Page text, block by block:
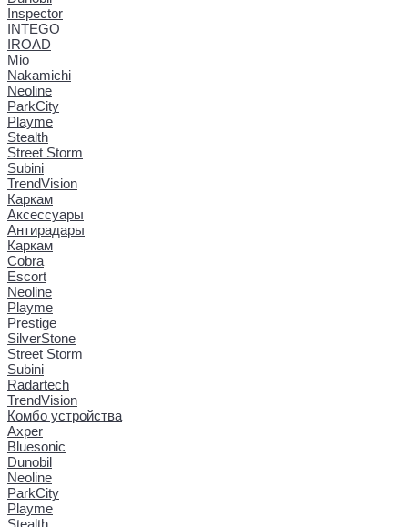
Inspector
INTEGO
IROAD
Mio
Nakamichi
Neoline
ParkCity
Playme
Stealth
Street Storm
Subini
TrendVision
Каркам
Аксессуары
Антирадары
Каркам
Cobra
Escort
Neoline
Playme
Prestige
SilverStone
Street Storm
Subini
Radartech
TrendVision
Комбо устройства
Axper
Bluesonic
Dunobil
Neoline
ParkCity
Playme
Stealth